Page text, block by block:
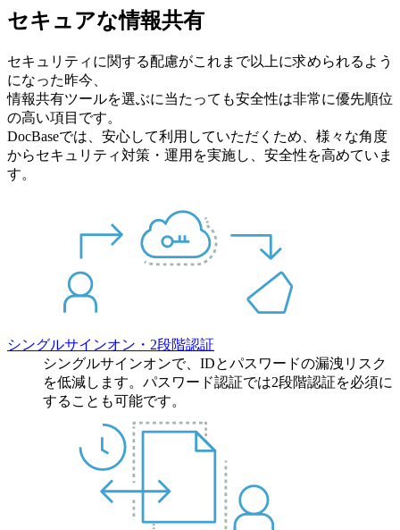
セキュアな情報共有
セキュリティに関する配慮がこれまで以上に求められるよう
になった昨今、
情報共有ツールを選ぶに当たっても安全性は非常に優先順位
の高い項目です。
DocBaseでは、安心して利用していただくため、様々な角度
からセキュリティ対策・運用を実施し、安全性を高めていま
す。
シングルサインオン・2段階認証
シングルサインオンで、IDとパスワードの漏洩リスク
を低減します。パスワード認証では2段階認証を必須に
することも可能です。